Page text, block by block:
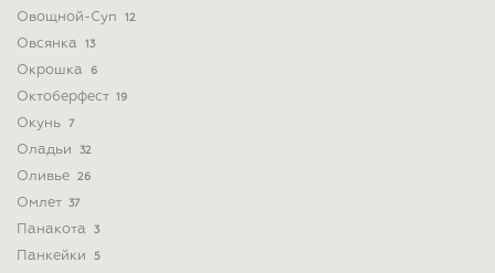
Овощной-Суп 12
Овсянка 13
Окрошка 6
Октоберфест 19
Окунь 7
Оладьи 32
Оливье 26
Омлет 37
Панакота 3
Панкейки 5